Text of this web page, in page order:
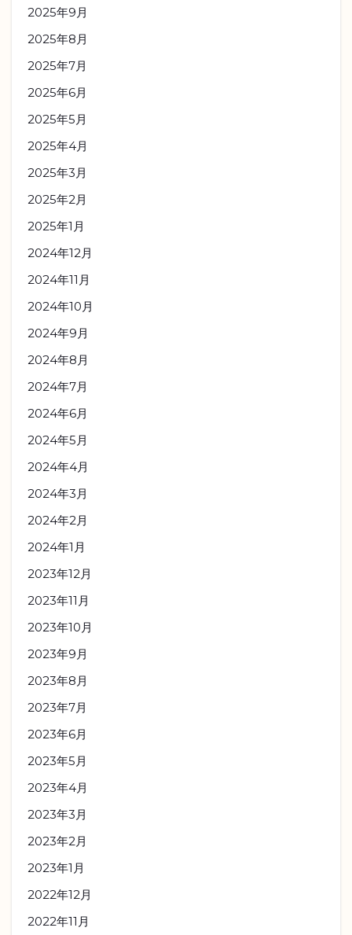
2025年9月
2025年8月
2025年7月
2025年6月
2025年5月
2025年4月
2025年3月
2025年2月
2025年1月
2024年12月
2024年11月
2024年10月
2024年9月
2024年8月
2024年7月
2024年6月
2024年5月
2024年4月
2024年3月
2024年2月
2024年1月
2023年12月
2023年11月
2023年10月
2023年9月
2023年8月
2023年7月
2023年6月
2023年5月
2023年4月
2023年3月
2023年2月
2023年1月
2022年12月
2022年11月